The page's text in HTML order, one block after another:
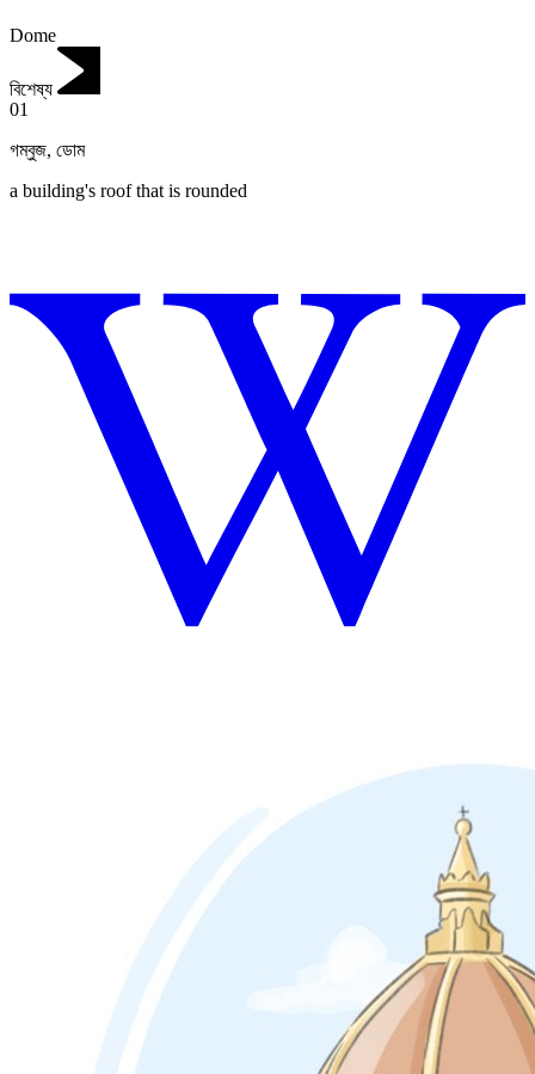
Dome
বিশেষ্য
01
গম্বুজ, ডোম
a building's roof that is rounded